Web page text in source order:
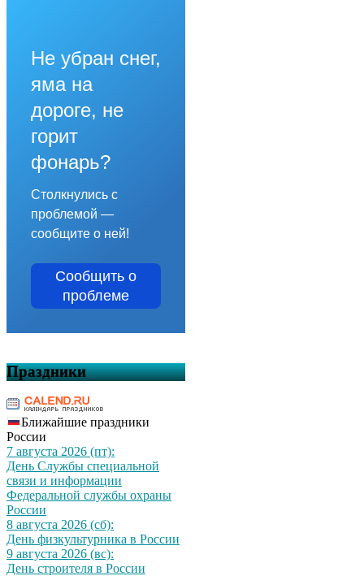
Не убран снег,
яма на
дороге, не
горит
фонарь?
Столкнулись с
проблемой —
сообщите о ней!
Сообщить о
проблеме
Праздники
Ближайшие праздники
России
7 августа 2026 (пт):
День Службы специальной
связи и информации
Федеральной службы охраны
России
8 августа 2026 (сб):
День физкультурника в России
9 августа 2026 (вс):
День строителя в России